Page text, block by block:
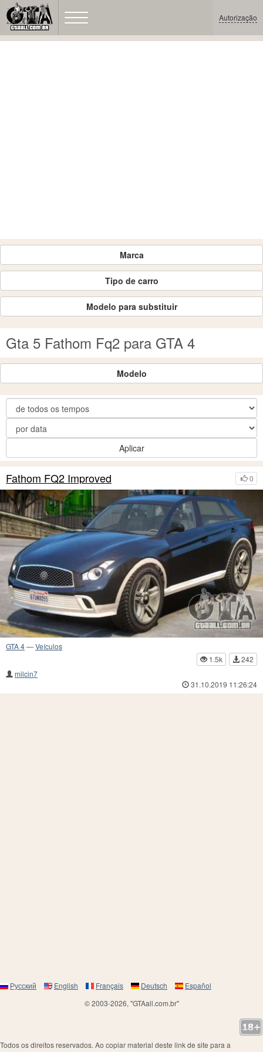
Autorização
Marca
Tipo de carro
Modelo para substituir
Gta 5 Fathom Fq2 para GTA 4
Modelo
Aplicar
0
Fathom FQ2 Improved
GTA 4—Veículos
1.5k
242
milcin7
31.10.2019 11:26:24
Русский English Français Deutsch
Español
© 2003-2026, "GTAall.com.br"
Todos os direitos reservados. Ao copiar material deste link de site para a